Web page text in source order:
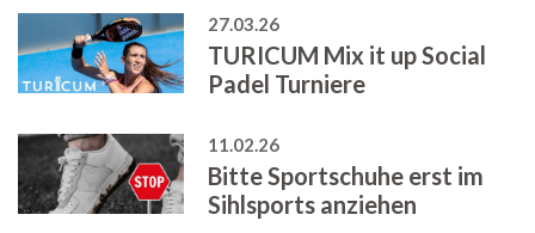
27.03.26
TURICUM Mix it up Social
Padel Turniere
11.02.26
Bitte Sportschuhe erst im
Sihlsports anziehen